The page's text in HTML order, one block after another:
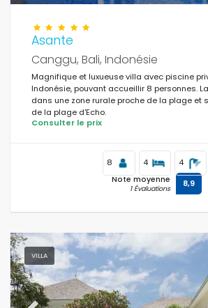
Services populaires
Conditions
Confort
Asante
Canggu, Bali, Indonésie
Magnifique et luxueuse villa avec piscine
Indonésie, pouvant accueillir 8 personnes.
dans une zone rurale proche de la plage et
de la plage d'Echo.
Consulter le prix
8 4 4
Note moyenne
1 Évaluations 8,9
VILLA